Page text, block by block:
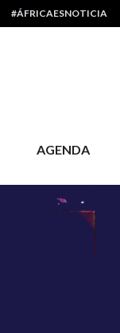
#ÁFRICAESNOTICIA
AGENDA